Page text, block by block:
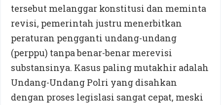
tersebut melanggar konstitusi dan meminta
revisi, pemerintah justru menerbitkan
peraturan pengganti undang-undang
(perppu) tanpa benar-benar merevisi
substansinya. Kasus paling mutakhir adalah
Undang-Undang Polri yang disahkan
dengan proses legislasi sangat cepat, meski